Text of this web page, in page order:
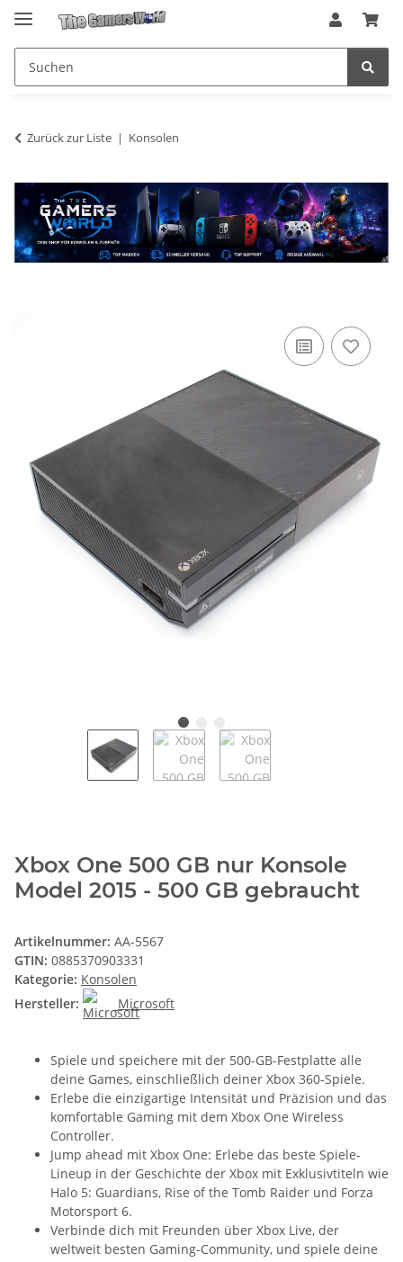
Zurück zur Liste Konsolen
Xbox One 500 GB nur Konsole
Model 2015 - 500 GB gebraucht
Artikelnummer: AA-5567
GTIN: 0885370903331
Kategorie: Konsolen
Hersteller:
Microsoft
Spiele und speichere mit der 500-GB-Festplatte alle
deine Games, einschließlich deiner Xbox 360-Spiele.
Erlebe die einzigartige Intensität und Präzision und das
komfortable Gaming mit dem Xbox One Wireless
Controller.
Jump ahead mit Xbox One: Erlebe das beste Spiele-
Lineup in der Geschichte der Xbox mit Exklusivtiteln wie
Halo 5: Guardians, Rise of the Tomb Raider und Forza
Motorsport 6.
Verbinde dich mit Freunden über Xbox Live, der
weltweit besten Gaming-Community, und spiele deine